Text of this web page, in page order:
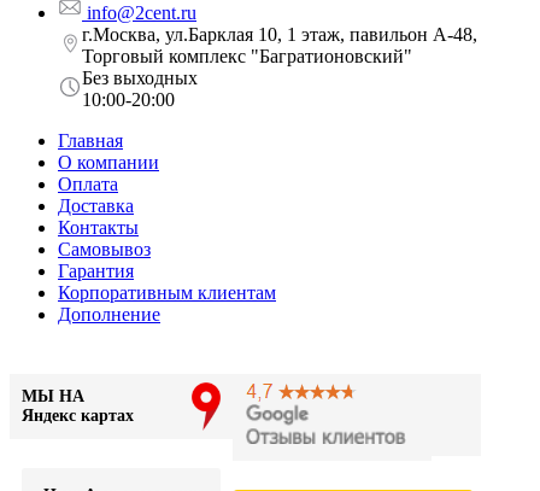
info@2cent.ru
г.Москва, ул.Барклая 10, 1 этаж, павильон А-48,
Торговый комплекс "Багратионовский"
Без выходных
10:00-20:00
Главная
О компании
Оплата
Доставка
Контакты
Самовывоз
Гарантия
Корпоративным клиентам
Дополнение
МЫ НА
Яндекс картах